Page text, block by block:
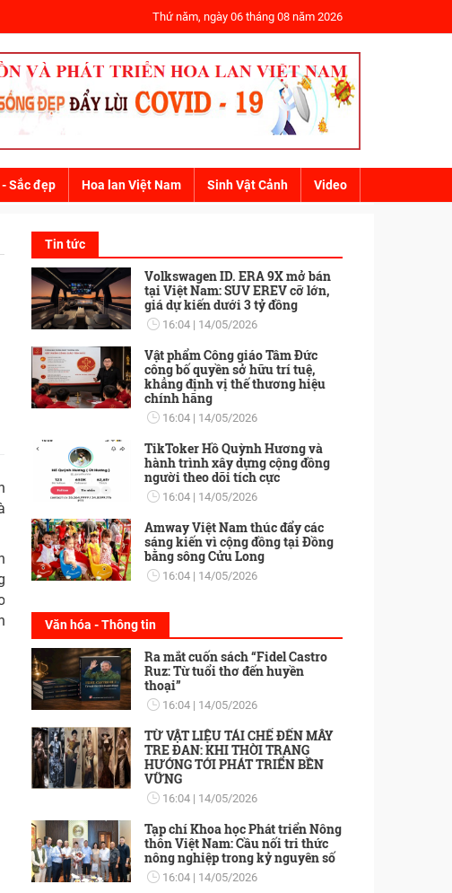
Thứ năm, ngày 06 tháng 08 năm 2026
Sắc đẹp Hoa lan Việt Nam Sinh Vật Cảnh Video
Tin tức
Volkswagen ID. ERA 9X mở bán
tại Việt Nam: SUV EREV cỡ lớn,
giá dự kiến dưới 3 tỷ đồng
16:04 14/05/2026
Vật phẩm Công giáo Tâm Đức
công bố quyền sở hữu trí tuệ,
khẳng định vị thế thương hiệu
chính hãng
16:04 14/05/2026
TikToker Hồ Quỳnh Hương và
hành trình xây dựng cộng đồng
người theo dõi tích cực
16:04 14/05/2026
Amway Việt Nam thúc đẩy các
sáng kiến vì cộng đồng tại Đồng
bằng sông Cửu Long
16:04 14/05/2026
Văn hóa - Thông tin
Ra mắt cuốn sách “Fidel Castro
Ruz: Từ tuổi thơ đến huyền
thoại”
16:04 14/05/2026
TỪ VẬT LIỆU TÁI CHẾ ĐẾN MÂY
TRE ĐAN: KHI THỜI TRANG
HƯỚNG TỚI PHÁT TRIỂN BỀN
VỮNG
16:04 14/05/2026
Tạp chí Khoa học Phát triển Nông
thôn Việt Nam: Cầu nối tri thức
nông nghiệp trong kỷ nguyên số
16:04 14/05/2026